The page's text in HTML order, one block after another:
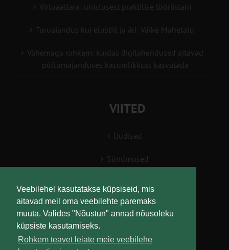
Veebilehel kasutatakse küpsiseid, mis
aitavad meil oma veebilehte paremaks
muuta. Valides "Nõustun" annad nõusoleku
küpsiste kasutamiseks.
Rohkem teavet leiate meie veebilehe
Virtuaaltara: unistusest praktilise tööriistani
Turuaiandus kui elustiil ja äri: Väike Mahetalu
Vähemaga rohkem: kuidas digilahendused aitavad
põllumajanduses kasumlikkust kasvatada
VIITED
Uudised
Sündmused
Teabesalv
Liitu uudiskirjaga